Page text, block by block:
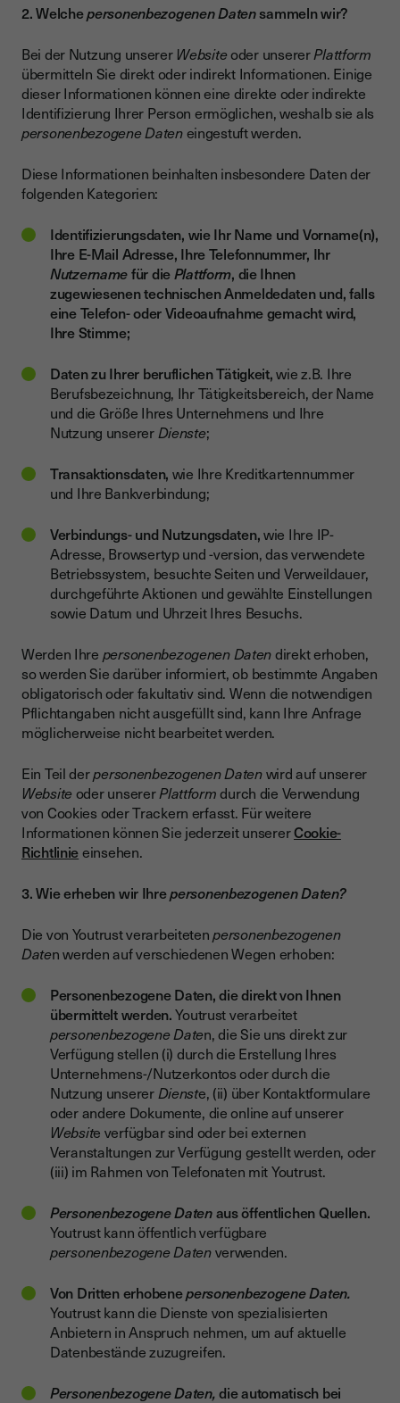
2. Welchepersonenbezogenen Datensammeln wir?
Bei der Nutzung unserer Websiteoder unsererPlattform
übermitteln Sie direkt oder indirekt Informationen. Einige
dieser Informationen können eine direkte oder indirekte
Identifizierung Ihrer Person ermöglichen, weshalb sie als
personenbezogene Dateneingestuft werden.
Diese Informationen beinhalten insbesondere Daten der
folgenden Kategorien:
Identifizierungsdaten, wie Ihr Name und Vorname(n),
Ihre E-Mail Adresse, Ihre Telefonnummer, Ihr
Nutzernamefür diePlattform, die Ihnen
zugewiesenen technischen Anmeldedaten und, falls
eine Telefon- oder Videoaufnahme gemacht wird,
Ihre Stimme;
Daten zu Ihrer beruflichen Tätigkeit,wiez.B. Ihre
Berufsbezeichnung, Ihr Tätigkeitsbereich, der Name
und die Größe Ihres Unternehmens und Ihre
Nutzung unsererDienste;
Transaktionsdaten, wie Ihre Kreditkartennummer
und Ihre Bankverbindung;
Verbindungs- und Nutzungsdaten,wie Ihre IP-
Adresse, Browsertyp und -version, das verwendete
Betriebssystem, besuchte Seiten und Verweildauer,
durchgeführte Aktionen und gewählte Einstellungen
sowie Datum und Uhrzeit Ihres Besuchs.
Werden Ihre personenbezogenen Datendirekt erhoben,
so werden Sie darüber informiert, ob bestimmte Angaben
obligatorisch oder fakultativ sind. Wenn die notwendigen
Pflichtangaben nicht ausgefüllt sind, kann Ihre Anfrage
möglicherweise nicht bearbeitet werden.
Ein Teil derpersonenbezogenen Datenwird auf unserer
Website oder unsererPlattformdurch die Verwendung
von Cookies oder Trackern erfasst. Für weitere
Informationen können Sie jederzeit unsererCookie-
Richtlinieeinsehen.
3. Wie erheben wir Ihrepersonenbezogenen Daten?
Die von Youtrust verarbeitetenpersonenbezogenen
Daten werden auf verschiedenen Wegen erhoben:
Personenbezogene Daten, die direkt von Ihnen
übermittelt werden.Youtrust verarbeitet
personenbezogene Daten, die Sie uns direkt zur
Verfügung stellen (i) durch die Erstellung Ihres
Unternehmens-/Nutzerkontos oder durch die
Nutzung unsererDienste, (ii) über Kontaktformulare
oder andere Dokumente, die online auf unserer
Website verfügbar sind oder bei externen
Veranstaltungen zur Verfügung gestellt werden, oder
(iii) im Rahmen von Telefonaten mit Youtrust.
Personenbezogene Datenaus öffentlichen Quellen.
Youtrust kann öffentlich verfügbare
personenbezogene Datenverwenden.
Von Dritten erhobenepersonenbezogene Daten.
Youtrust kann die Dienste von spezialisierten
Anbietern in Anspruch nehmen, um auf aktuelle
Datenbestände zuzugreifen.
Personenbezogene Daten,die automatisch bei